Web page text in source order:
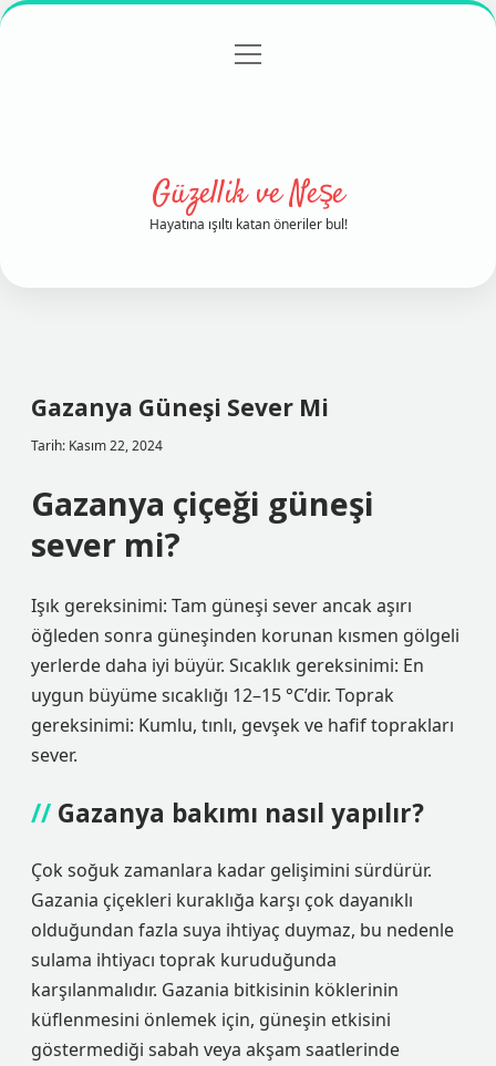
Gizlilik Politikası
menüyü
Güzellik ve Neşe
Hayatına ışıltı katan öneriler bul!
Gazanya Güneşi Sever Mi
Tarih: Kasım 22, 2024
Gazanya çiçeği güneşi
sever mi?
Işık gereksinimi: Tam güneşi sever ancak aşırı
öğleden sonra güneşinden korunan kısmen gölgeli
yerlerde daha iyi büyür. Sıcaklık gereksinimi: En
uygun büyüme sıcaklığı 12–15 °C’dir. Toprak
gereksinimi: Kumlu, tınlı, gevşek ve hafif toprakları
sever.
Gazanya bakımı nasıl yapılır?
Çok soğuk zamanlara kadar gelişimini sürdürür.
Gazania çiçekleri kuraklığa karşı çok dayanıklı
olduğundan fazla suya ihtiyaç duymaz, bu nedenle
sulama ihtiyacı toprak kuruduğunda
karşılanmalıdır. Gazania bitkisinin köklerinin
küflenmesini önlemek için, güneşin etkisini
göstermediği sabah veya akşam saatlerinde